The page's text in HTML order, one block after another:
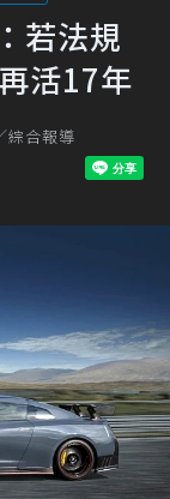
若法規
活17年
綜合報導